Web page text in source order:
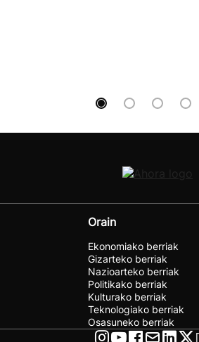
Orain
Ekonomiako berriak
Gizarteko berriak
Nazioarteko berriak
Politikako berriak
Kulturako berriak
Teknologiako berriak
Osasuneko berriak